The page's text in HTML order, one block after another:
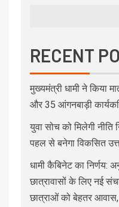
RECENT
मुख्यमंत्री धामी ने किया
और 35 आंगनबाड़ी
युवा सोच को मिलेगी नीति
पहल से बनेगा विकसित
धामी कैबिनेट का निर्णय:
छात्रावासों के लिए नई
छात्राओं को बेहतर आवास,